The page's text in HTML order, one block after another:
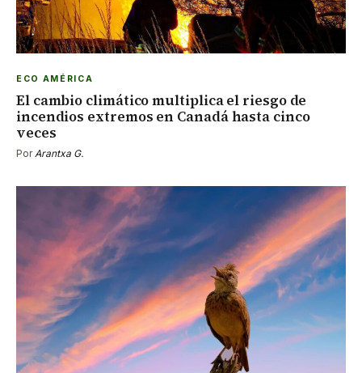
ECO AMÉRICA
El cambio climático multiplica el riesgo de
incendios extremos en Canadá hasta cinco
veces
PorArantxa G.